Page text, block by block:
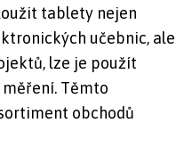
tablety nejen
učebnic, ale
lze je použít
Těmto
obchodů